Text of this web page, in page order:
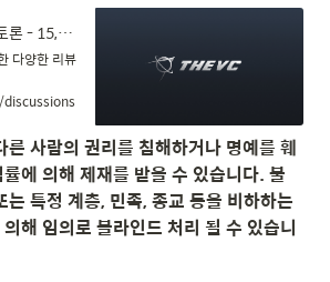
한국 스타트업, VC 토론 - 15,990건 - THE VC
다양한 리뷰
른 사람의 권리를 침해하거나 명예를 훼
에 의해 제재를 받을 수 있습니다. 불
는 특정 계층, 민족, 종교 등을 비하하는
해 임의로 블라인드 처리 될 수 있습니